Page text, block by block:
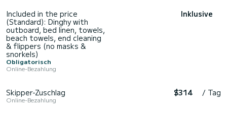
Included in the price
(Standard): Dinghy with
outboard, bed linen, towels,
beach towels, end cleaning
& flippers (no masks &
snorkels)
Obligatorisch
Online-Bezahlung
Inklusive
Skipper-Zuschlag
Online-Bezahlung
$314 / Tag